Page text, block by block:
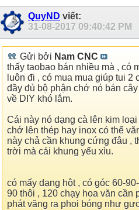
QuyND viết:
31-08-2017 09:40:42 PM
Gửi bởi Nam CNC
thấy taobao bán nhiều mà , có
luôn đi , có mua mua giúp tui 2
đầy đủ bộ phận chớ nó bán
về DIY khó lắm.
Cái này nó dạng cà lên kim
chớ lên thép hay inox có thể
này chả cần khung cứng đâu ,
trời mà cái khung yếu xìu.
có mấy dạng hột , có góc 60-
90 thôi , 120 chạy hoa văn cần
phát văng ra phoi bóng như